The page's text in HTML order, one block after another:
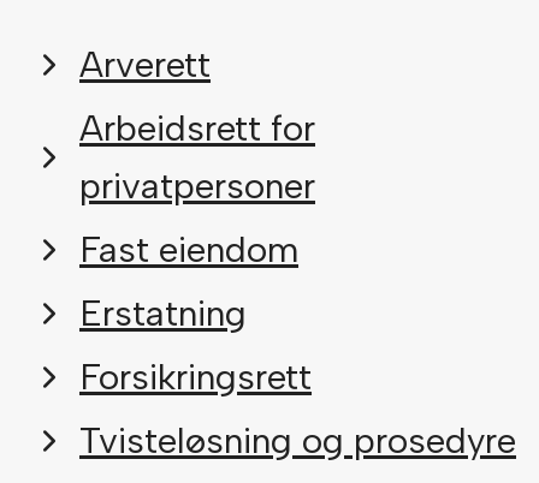
Arverett
Arbeidsrett for
privatpersoner
Fast eiendom
Erstatning
Forsikringsrett
Tvisteløsning og prosedyre